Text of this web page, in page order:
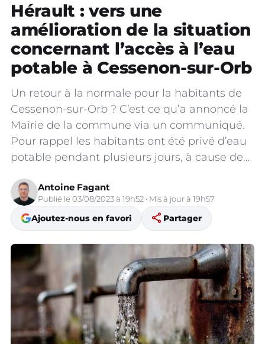
Hérault : vers une
amélioration de la situation
concernant l’accès à l’eau
potable à Cessenon-sur-Orb
Un retour à la normale pour la habitants de
Cessenon-sur-Orb ? C’est ce qu’a annoncé la
Mairie de la commune via un communiqué.
Pour rappel les habitants ont été privé d’eau
potable pendant plusieurs jours, à cause de…
Antoine Fagant
Publié le 03/08/2023 à 19h52 · Mis à jour à 19h57
Ajoutez-nous en favori share Partager